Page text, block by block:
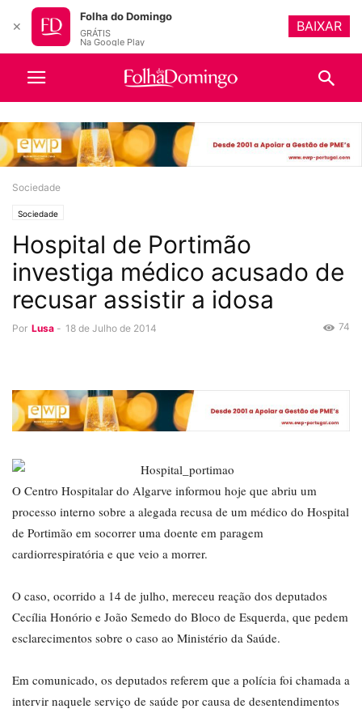
Sociedade
Sociedade
Hospital de Portimão
investiga médico acusado de
recusar assistir a idosa
Por Lusa - 18 de Julho de 2014 74
O Centro Hospitalar do Algarve informou hoje que abriu um
processo interno sobre a alegada recusa de um médico do Hospital
de Portimão em socorrer uma doente em paragem
cardiorrespiratória e que veio a morrer.
O caso, ocorrido a 14 de julho, mereceu reação dos deputados
Cecília Honório e João Semedo do Bloco de Esquerda, que pedem
esclarecimentos sobre o caso ao Ministério da Saúde.
Em comunicado, os deputados referem que a polícia foi chamada a
intervir naquele serviço de saúde por causa de desentendimentos
✕
Folha do Domingo
GRÁTIS
Na Google Play
BAIXAR